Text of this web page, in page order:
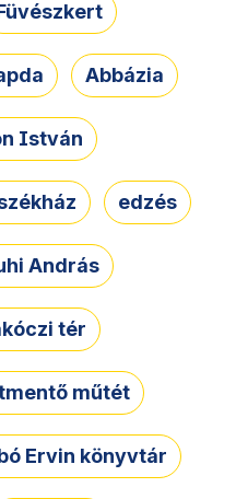
Abbázia
István
edzés
András
tér
műtét
Ervin könyvtár